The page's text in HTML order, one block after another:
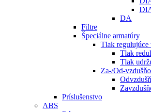
DA
Filtre
Špeciálne armatúry
Tlak regulujúce
Tlak
Tlak
Za-/Od-
Príslušenstvo
ABS